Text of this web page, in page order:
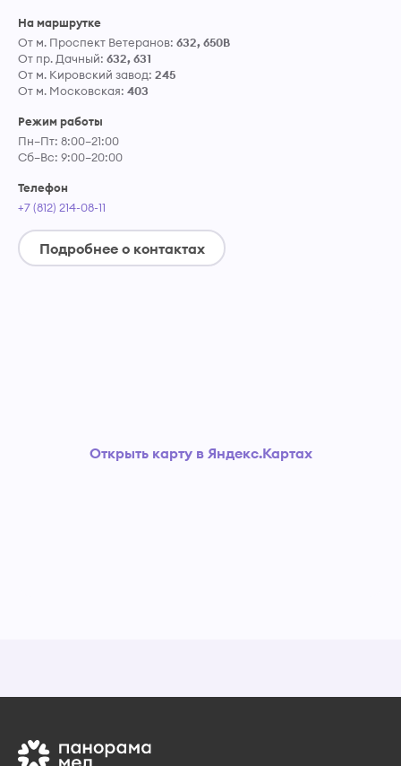
На маршрутке
От м. Проспект Ветеранов: 632, 650В
От пр. Дачный: 632, 631
От м. Кировский завод: 245
От м. Московская: 403
Режим работы
Пн–Пт: 8:00–21:00
Сб–Вс: 9:00–20:00
Телефон
+7 (812) 214-08-11
Подробнее о контактах
Открыть карту в Яндекс.Картах